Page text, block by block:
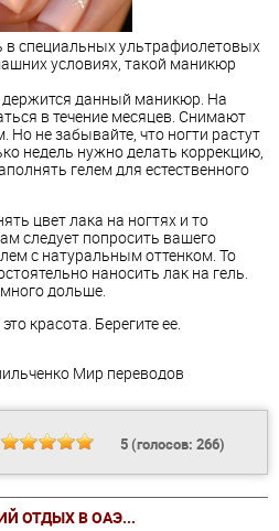
в специальных ультрафиолетовых
условиях, такой маникюр
держится данный маникюр. На
в течение месяцев. Снимают
не забывайте, что ногти растут
недель нужно делать коррекцию,
гелем для естественного
цвет лака на ногтях и то
следует попросить вашего
с натуральным оттенком. То
наносить лак на гель.
дольше.
красота. Берегите ее.
Мир переводов
5(голосов: 266)
ОТДЫХ В ОАЭ...